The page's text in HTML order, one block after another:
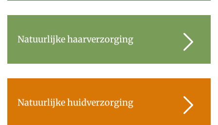
Natuurlijke haarverzorging
Natuurlijke huidverzorging